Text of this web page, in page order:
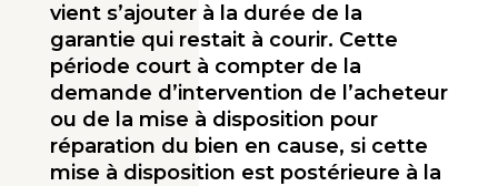
vient s’ajouter à la durée de la
garantie qui restait à courir. Cette
période court à compter de la
demande d’intervention de l’acheteur
ou de la mise à disposition pour
réparation du bien en cause, si cette
mise à disposition est postérieure à la